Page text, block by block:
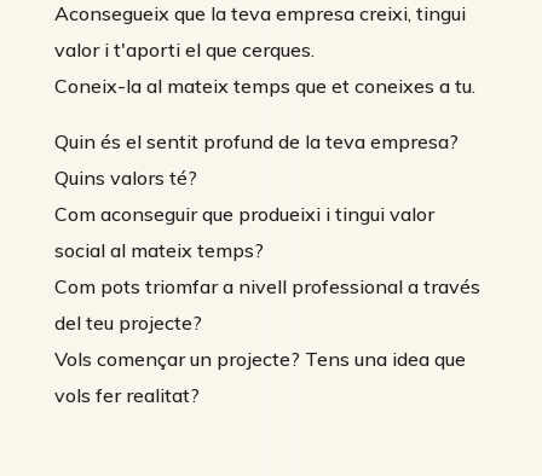
Aconsegueix que la teva empresa creixi, tingui
valor i t'aporti el que cerques.
Coneix-la al mateix temps que et coneixes a tu.
Quin és el sentit profund de la teva empresa?
Quins valors té?
Com aconseguir que produeixi i tingui valor
social al mateix temps?
Com pots triomfar a nivell professional a través
del teu projecte?
Vols començar un projecte? Tens una idea que
vols fer realitat?